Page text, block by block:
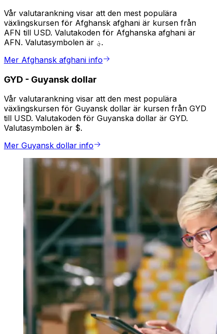
Vår valutarankning visar att den mest populära
växlingskursen för Afghansk afghani är kursen från
AFN till USD. Valutakoden för Afghanska afghani är
AFN. Valutasymbolen är ؋.
Mer Afghansk afghani info
GYD - Guyansk dollar
Vår valutarankning visar att den mest populära
växlingskursen för Guyansk dollar är kursen från GYD
till USD. Valutakoden för Guyanska dollar är GYD.
Valutasymbolen är $.
Mer Guyansk dollar info